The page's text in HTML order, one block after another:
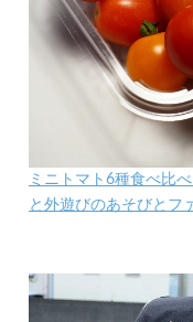
ミニトマト6種食べ比
と外遊びのあそびとフ